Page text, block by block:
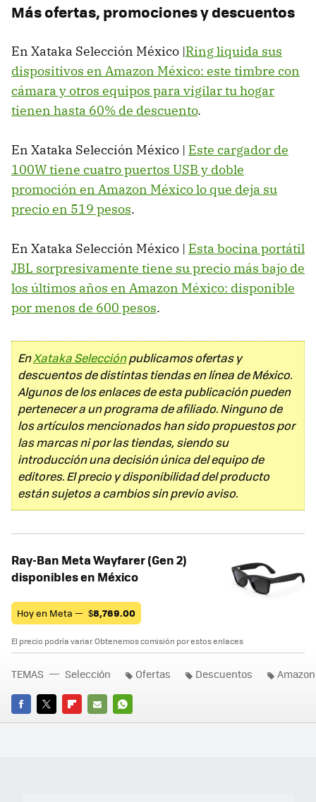
Más ofertas, promociones y descuentos
En Xataka Selección México |Ring liquida sus
dispositivos en Amazon México: este timbre con
cámara y otros equipos para vigilar tu hogar
tienen hasta 60% de descuento.
En Xataka Selección México | Este cargador de
100W tiene cuatro puertos USB y doble
promoción en Amazon México lo que deja su
precio en 519 pesos.
En Xataka Selección México | Esta bocina portátil
JBL sorpresivamente tiene su precio más bajo de
los últimos años en Amazon México: disponible
por menos de 600 pesos.
EnXataka Selecciónpublicamos ofertas y
descuentos de distintas tiendas en línea de México.
Algunos de los enlaces de esta publicación pueden
pertenecer a un programa de afiliado. Ninguno de
los artículos mencionados han sido propuestos por
las marcas ni por las tiendas, siendo su
introducción una decisión única del equipo de
editores. El precio y disponibilidad del producto
están sujetos a cambios sin previo aviso.
Ray-Ban Meta Wayfarer (Gen 2)
disponibles en México
Hoy en Meta — $8,769.00
El precio podría variar. Obtenemos comisión por estos enlaces
FACEBOOK
TWITTERFLIPBOARD
E-
WHATSAPP
TEMAS Selección Ofertas Descuentos